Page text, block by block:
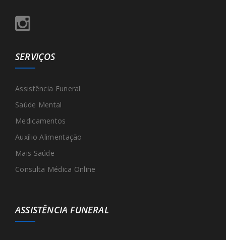
SERVIÇOS
Assistência Funeral
Saúde Mental
Medicamentos
Auxílio Alimentação
Mais Saúde
Consulta Médica Online
ASSISTÊNCIA FUNERAL